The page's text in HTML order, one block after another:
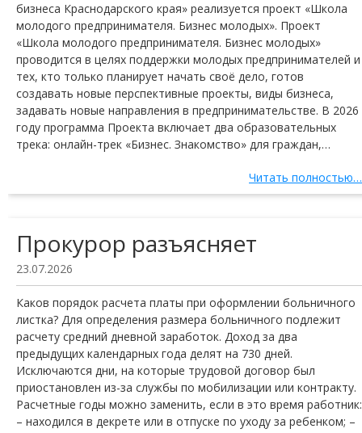
бизнеса Краснодарского края» реализуется проект «Школа
молодого предпринимателя. Бизнес молодых». Проект
«Школа молодого предпринимателя. Бизнес молодых»
проводится в целях поддержки молодых предпринимателей и
тех, кто только планирует начать своё дело, готов
создавать новые перспективные проекты, виды бизнеса,
задавать новые направления в предпринимательстве. В 2026
году программа Проекта включает два образовательных
трека: онлайн-трек «Бизнес. Знакомство» для граждан,…
Читать полностью…
Прокурор разъясняет
23.07.2026
Каков порядок расчета платы при оформлении больничного
листка? Для определения размера больничного подлежит
расчету средний дневной заработок. Доход за два
предыдущих календарных года делят на 730 дней.
Исключаются дни, на которые трудовой договор был
приостановлен из-за службы по мобилизации или контракту.
Расчетные годы можно заменить, если в это время работник:
– находился в декрете или в отпуске по уходу за ребенком; –